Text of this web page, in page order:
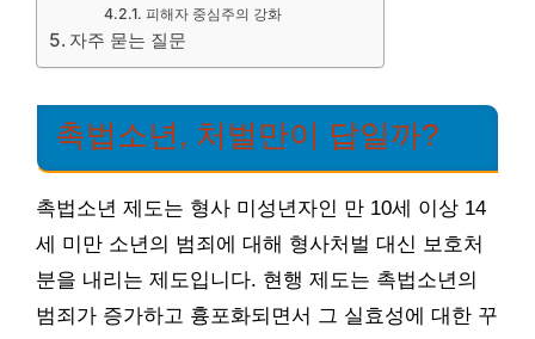
피해자 중심주의 강화
자주 묻는 질문
촉법소년, 처벌만이 답일까?
촉법소년 제도는 형사 미성년자인 만 10세 이상 14
세 미만 소년의 범죄에 대해 형사처벌 대신 보호처
분을 내리는 제도입니다. 현행 제도는 촉법소년의
범죄가 증가하고 흉포화되면서 그 실효성에 대한 꾸